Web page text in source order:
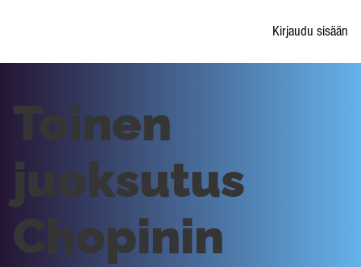
Kirjaudu sisään
Toinen
juoksutus
Chopinin